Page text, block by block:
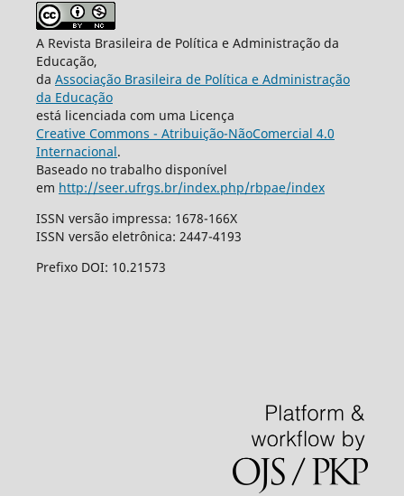
A Revista Brasileira de Política e Administração da
Educação,
da Associação Brasileira de Política e Administração
da Educação
está licenciada com uma Licença
Creative Commons - Atribuição-NãoComercial 4.0
Internacional.
Baseado no trabalho disponível
em http://seer.ufrgs.br/index.php/rbpae/index
ISSN versão impressa: 1678-166X
ISSN versão eletrônica: 2447-4193
Prefixo DOI: 10.21573